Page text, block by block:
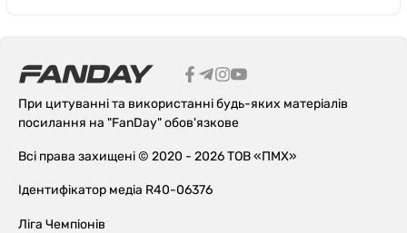
При цитуванні та використанні будь-яких матеріалів
посилання на "FanDay" обов'язкове
Всі права захищені © 2020 - 2026 ТОВ «ПМХ»
Ідентифікатор медіа R40-06376
Ліга Чемпіонів